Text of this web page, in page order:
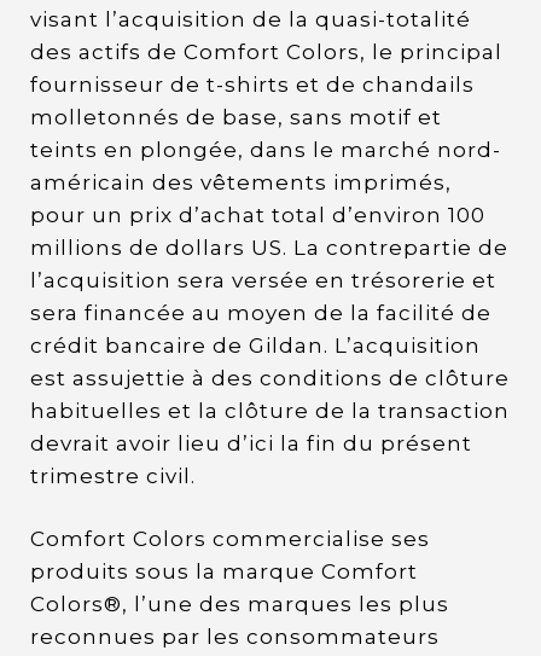
visant l’acquisition de la quasi-totalité
des actifs de Comfort Colors, le principal
fournisseur de t-shirts et de chandails
molletonnés de base, sans motif et
teints en plongée, dans le marché nord-
américain des vêtements imprimés,
pour un prix d’achat total d’environ 100
millions de dollars US. La contrepartie de
l’acquisition sera versée en trésorerie et
sera financée au moyen de la facilité de
crédit bancaire de Gildan. L’acquisition
est assujettie à des conditions de clôture
habituelles et la clôture de la transaction
devrait avoir lieu d’ici la fin du présent
trimestre civil.
Comfort Colors commercialise ses
produits sous la marque Comfort
Colors®, l’une des marques les plus
reconnues par les consommateurs